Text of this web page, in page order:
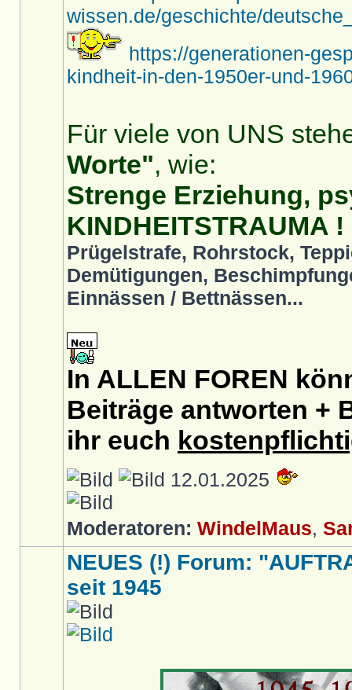
wissen.de/geschichte/
https://generationen-
kindheit-in-den-1950er-und-
Für viele von UNS
Worte", wie:
Strenge Erziehung,
KINDHEITSTRAUMA !
Prügelstrafe, Rohrstock,
Demütigungen,
Einnässen / Bettnässen...
In ALLEN FOREN
Beiträge antworten +
ihr euch
12.01.2025
Moderatoren: WindelMaus,
NEUES (!) Forum:
seit 1945